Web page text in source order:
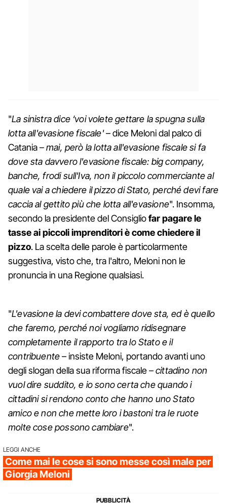
"La sinistra dice ‘voi volete gettare la spugna sulla
lotta all'evasione fiscale'– dice Meloni dal palco di
Catania –mai, però la lotta all'evasione fiscale si fa
dove sta davvero l'evasione fiscale: big company,
banche, frodi sull'Iva, non il piccolo commerciante al
quale vai a chiedere il pizzo di Stato, perché devi fare
caccia al gettito più che lotta all'evasione". Insomma,
secondo la presidente del Consigliofar pagare le
tasse ai piccoli imprenditori è come chiedere il
pizzo. La scelta delle parole è particolarmente
suggestiva, visto che, tra l'altro, Meloni non le
pronuncia in una Regione qualsiasi.
"L'evasione la devi combattere dove sta, ed è quello
che faremo, perché noi vogliamo ridisegnare
completamente il rapporto tra lo Stato e il
contribuente– insiste Meloni, portando avanti uno
degli slogan della sua riforma fiscale –cittadino non
vuol dire suddito, e io sono certa che quando i
cittadini si rendono conto che hanno uno Stato
amico e non che mette loro i bastoni tra le ruote
molte cose possono cambiare".
LEGGI ANCHE
Come mai le cose si sono messe così male per
Giorgia Meloni